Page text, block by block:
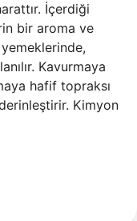
İçerdiği
bir aroma ve
Kavurmaya
hafif topraksı
Kimyon